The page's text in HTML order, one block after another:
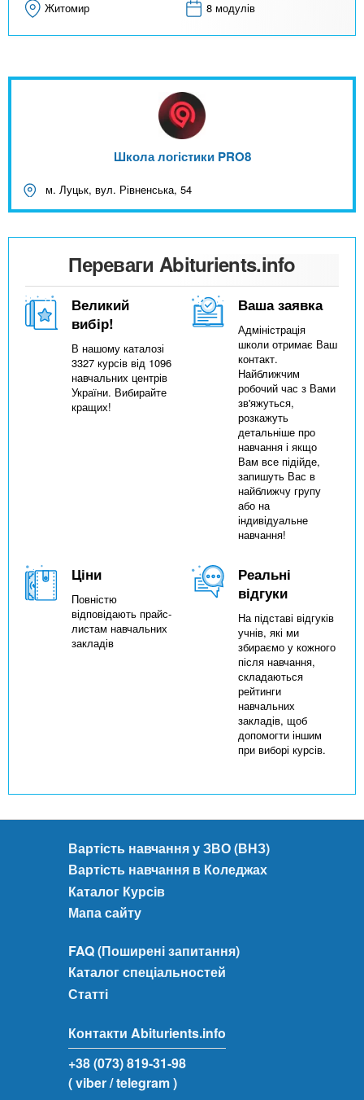
Житомир 8 модулів
Школа логістики PRO8
м. Луцьк, вул. Рівненська, 54
Переваги Abiturients.info
Великий
вибір!
В нашому каталозі
3327 курсів від 1096
навчальних центрів
України. Вибирайте
кращих!
Ваша заявка
Адміністрація
школи отримає Ваш
контакт.
Найближчим
робочий час з Вами
зв'яжуться,
розкажуть
детальніше про
навчання і якщо
Вам все підійде,
запишуть Вас в
найближчу групу
або на
індивідуальне
навчання!
Ціни
Повністю
відповідають прайс-
листам навчальних
закладів
Реальні
відгуки
На підставі відгуків
учнів, які ми
збираємо у кожного
після навчання,
складаються
рейтинги
навчальних
закладів, щоб
допомогти іншим
при виборі курсів.
Вартість навчання у ЗВО (ВНЗ)
Вартість навчання в Коледжах
Каталог Курсів
Мапа сайту
FAQ (Поширені запитання)
Каталог спеціальностей
Статті
Контакти Abiturients.info
+38 (073) 819-31-98
( viber/ telegram )